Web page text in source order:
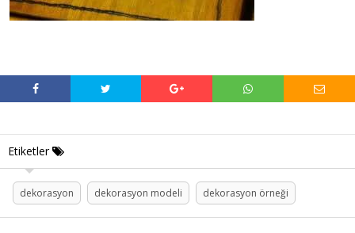
Etiketler
dekorasyon dekorasyon modeli dekorasyon örneği